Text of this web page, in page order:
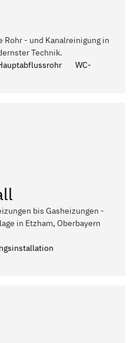
- und Kanalreinigung in
Technik.
WC-
bis Gasheizungen -
in Etzham, Oberbayern